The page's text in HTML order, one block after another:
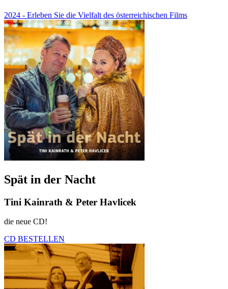
2024 - Erleben Sie die Vielfalt des österreichischen Films
Spät in der Nacht
Tini Kainrath & Peter Havlicek
die neue CD!
CD BESTELLEN